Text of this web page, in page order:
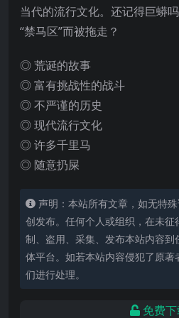
当代的流行文化。还记得巨蟒
“禁马区”而被拖走？
◎ 荒诞的故事
◎ 富有挑战性的战斗
◎ 不严谨的历史
◎ 现代流行文化
◎ 许多千里马
◎ 随意扔屎
声明：本站所有文章，如无特
创发布。任何个人或组织，在未征
制、盗用、采集、发布本站内容
体平台。如若本站内容侵犯了原
们进行处理。
免费